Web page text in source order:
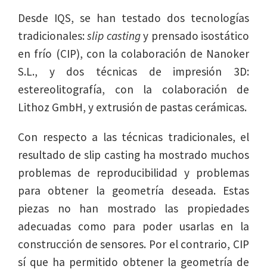
Desde IQS, se han testado dos tecnologías
tradicionales:slip castingy prensado isostático
en frío (CIP), con la colaboración de Nanoker
S.L., y dos técnicas de impresión 3D:
estereolitografía, con la colaboración de
Lithoz GmbH, y extrusión de pastas cerámicas.
Con respecto a las técnicas tradicionales, el
resultado de slip casting ha mostrado muchos
problemas de reproducibilidad y problemas
para obtener la geometría deseada. Estas
piezas no han mostrado las propiedades
adecuadas como para poder usarlas en la
construcción de sensores. Por el contrario, CIP
sí que ha permitido obtener la geometría de